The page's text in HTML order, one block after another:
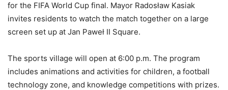
for the FIFA World Cup final. Mayor Radosław Kasiak
invites residents to watch the match together on a large
screen set up at Jan Paweł II Square.
The sports village will open at 6:00 p.m. The program
includes animations and activities for children, a football
technology zone, and knowledge competitions with prizes.